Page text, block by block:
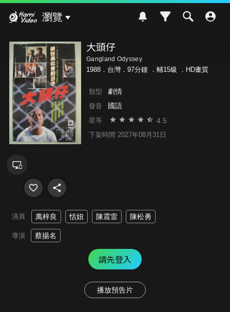
瀏覽
大頭仔
Gangland Odyssey
1988．台灣．97分鐘 ． 輔15級 ．HD畫質
類型 劇情
發音 國語
星等 4.5
下架時間 2027年08月31日
演員 萬梓良 恬妞 陳震雷 陳松勇
導演 蔡揚名
請先登入
播放預告片